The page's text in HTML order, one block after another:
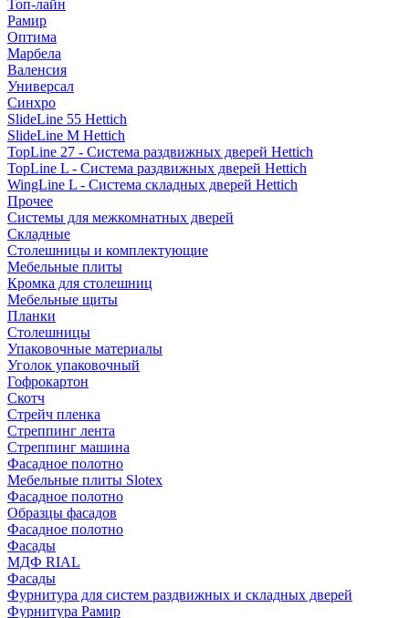
Топ-лайн
Рамир
Оптима
Марбела
Валенсия
Универсал
Синхро
SlideLine 55 Hettich
SlideLine M Hettich
TopLine 27 - Система раздвижных дверей Hettich
TopLine L - Система раздвижных дверей Hettich
WingLine L - Система складных дверей Hettich
Прочее
Системы для межкомнатных дверей
Складные
Столешницы и комплектующие
Мебельные плиты
Кромка для столешниц
Мебельные щиты
Планки
Столешницы
Упаковочные материалы
Уголок упаковочный
Гофрокартон
Скотч
Стрейч пленка
Стреппинг лента
Стреппинг машина
Фасадное полотно
Мебельные плиты Slotex
Фасадное полотно
Образцы фасадов
Фасадное полотно
Фасады
МДФ RIAL
Фасады
Фурнитура для систем раздвижных и складных дверей
Фурнитура Рамир